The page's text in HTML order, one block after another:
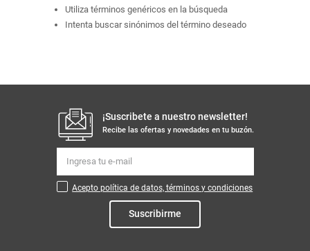
Utiliza términos genéricos en la búsqueda
Intenta buscar sinónimos del término deseado
¡Suscribete a nuestro newsletter!
Recibe las ofertas y novedades en tu buzón.
Acepto política de datos, términos y condiciones
Suscribirme